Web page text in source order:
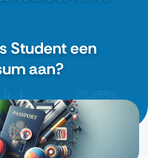
Student een
aan?